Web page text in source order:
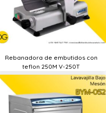
Rebanadora de embutidos con
teflon 250M V-250T